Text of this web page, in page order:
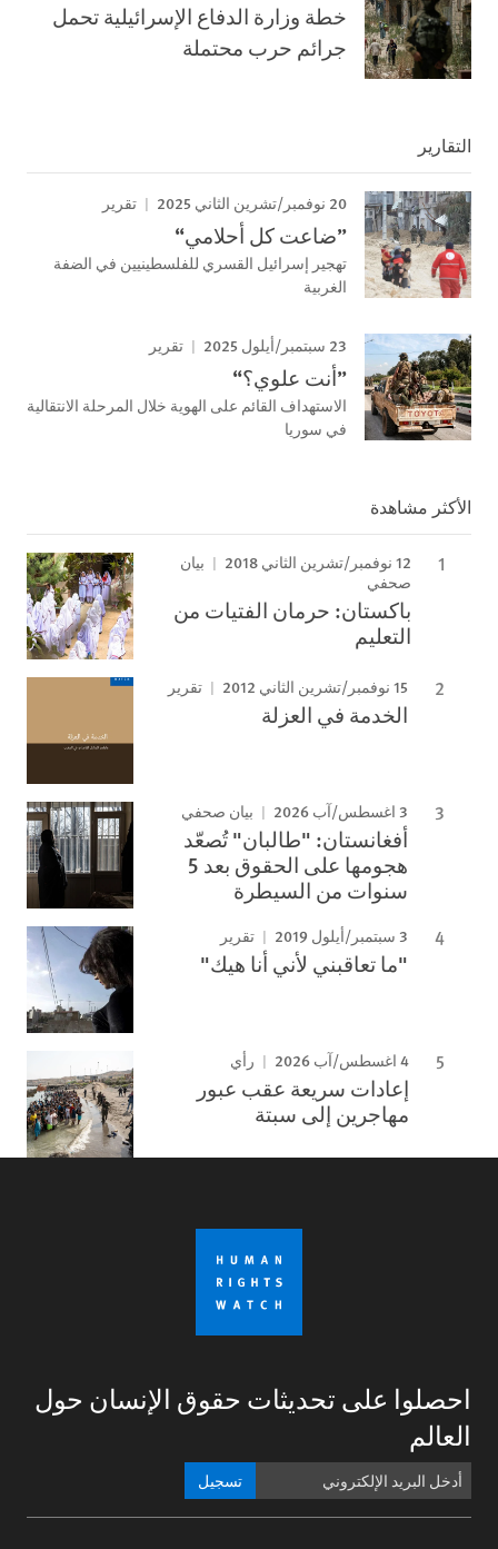
خطة وزارة الدفاع الإسرائيلية تحمل
جرائم حرب محتملة
التقارير
20 نوفمبر/تشرين الثاني 2025 تقرير
”ضاعت كل أحلامي“
تهجير إسرائيل القسري للفلسطينيين في الضفة
الغربية
23 سبتمبر/أيلول 2025 تقرير
”أنت علوي؟“
الاستهداف القائم على الهوية خلال المرحلة الانتقالية
في سوريا
الأكثر مشاهدة
12 نوفمبر/تشرين الثاني 2018
بيان
صحفي
باكستان: حرمان الفتيات من
التعليم
15 نوفمبر/تشرين الثاني 2012 تقرير
الخدمة في العزلة
3 اغسطس/آب 2026 بيان صحفي
أفغانستان: "طالبان" تُصعّد
هجومها على الحقوق بعد 5
سنوات من السيطرة
3 سبتمبر/أيلول 2019 تقرير
"ما تعاقبني لأني أنا هيك"
4 اغسطس/آب 2026 رأي
إعادات سريعة عقب عبور
مهاجرين إلى سبتة
احصلوا على تحديثات حقوق الإنسان حول
العالم
تسجيل